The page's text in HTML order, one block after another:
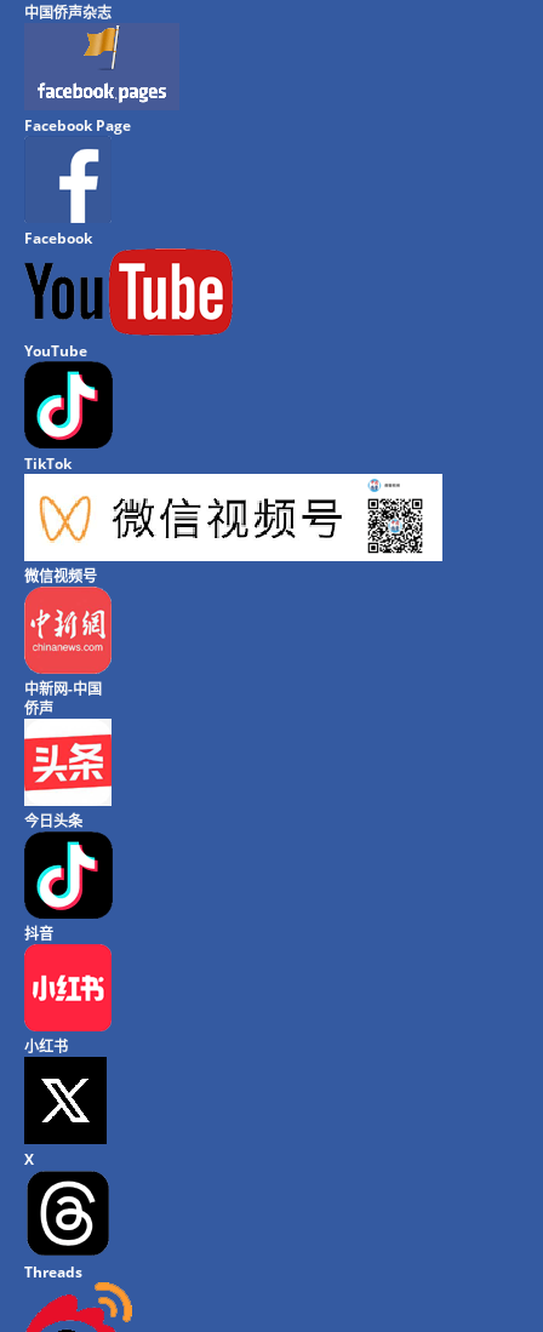
中国侨声杂志
Facebook Page
Facebook
YouTube
TikTok
微信视频号
中新网-中国
侨声
今日头条
抖音
小红书
X
Threads